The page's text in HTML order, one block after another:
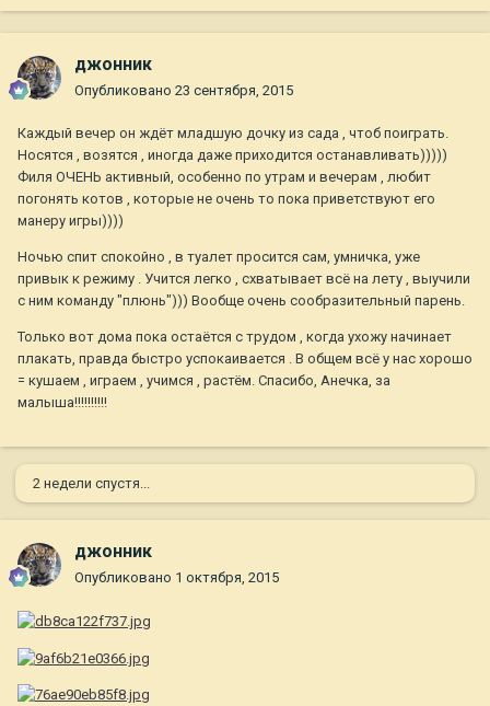
джонник
Опубликовано 23 сентября, 2015
Каждый вечер он ждёт младшую дочку из сада , чтоб поиграть.
Носятся , возятся , иногда даже приходится останавливать)))))
Филя ОЧЕНЬ активный, особенно по утрам и вечерам , любит
погонять котов , которые не очень то пока приветствуют его
манеру игры))))
Ночью спит спокойно , в туалет просится сам, умничка, уже
привык к режиму . Учится легко , схватывает всё на лету , выучили
с ним команду "плюнь"))) Вообще очень сообразительный парень.
Только вот дома пока остаётся с трудом , когда ухожу начинает
плакать, правда быстро успокаивается . В общем всё у нас хорошо
= кушаем , играем , учимся , растём. Спасибо, Анечка, за
малыша!!!!!!!!!!
2 недели спустя...
джонник
Опубликовано 1 октября, 2015